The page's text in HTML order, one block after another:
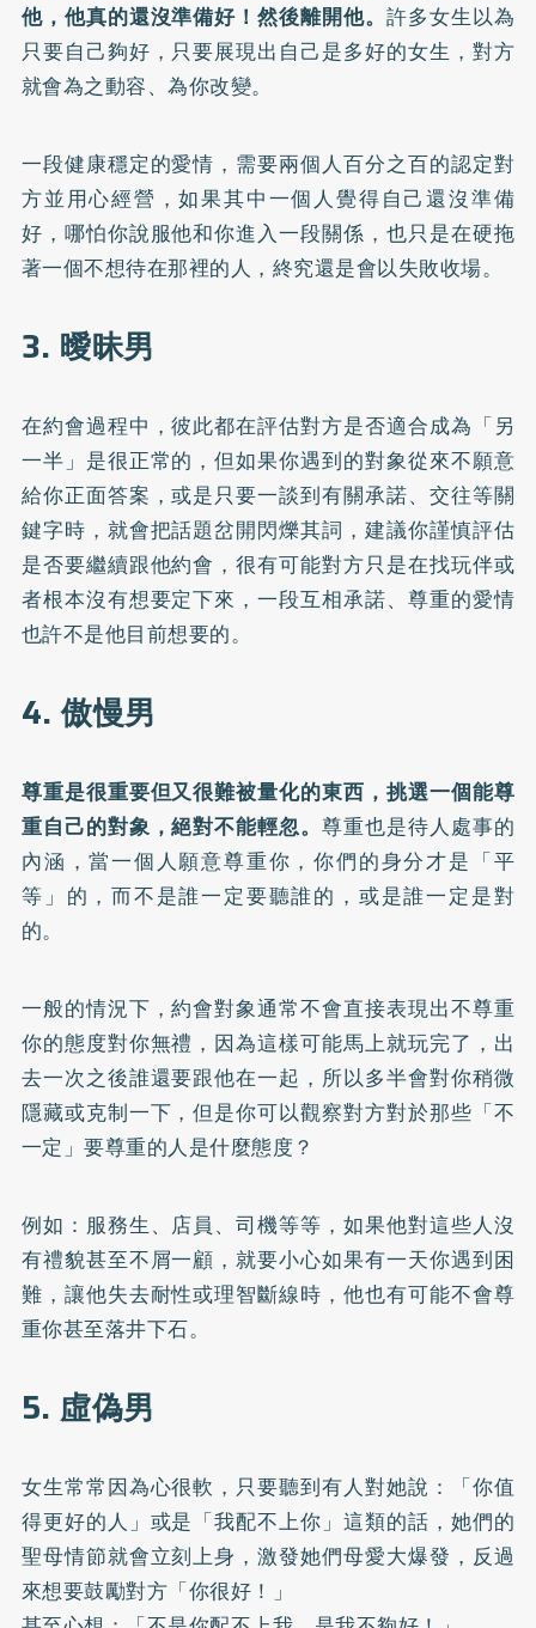
他，他真的還沒準備好！然後離開他。 許多女生以為
只要自己夠好，只要展現出自己是多好的女生，對方
就會為之動容、為你改變。
一段健康穩定的愛情，需要兩個人百分之百的認定對
方並用心經營，如果其中一個人覺得自己還沒準備
好，哪怕你說服他和你進入一段關係，也只是在硬拖
著一個不想待在那裡的人，終究還是會以失敗收場。
3. 曖昧男
在約會過程中，彼此都在評估對方是否適合成為「另
一半」是很正常的，但如果你遇到的對象從來不願意
給你正面答案，或是只要一談到有關承諾、交往等關
鍵字時，就會把話題岔開閃爍其詞，建議你謹慎評估
是否要繼續跟他約會，很有可能對方只是在找玩伴或
者根本沒有想要定下來，一段互相承諾、尊重的愛情
也許不是他目前想要的。
4. 傲慢男
尊重是很重要但又很難被量化的東西，挑選一個能尊
重自己的對象，絕對不能輕忽。尊重也是待人處事的
內涵，當一個人願意尊重你，你們的身分才是「平
等」的，而不是誰一定要聽誰的，或是誰一定是對
的。
一般的情況下，約會對象通常不會直接表現出不尊重
你的態度對你無禮，因為這樣可能馬上就玩完了，出
去一次之後誰還要跟他在一起，所以多半會對你稍微
隱藏或克制一下，但是你可以觀察對方對於那些「不
一定」要尊重的人是什麼態度？
例如：服務生、店員、司機等等，如果他對這些人沒
有禮貌甚至不屑一顧，就要小心如果有一天你遇到困
難，讓他失去耐性或理智斷線時，他也有可能不會尊
重你甚至落井下石。
5. 虛偽男
女生常常因為心很軟，只要聽到有人對她說：「你值
得更好的人」或是「我配不上你」這類的話，她們的
聖母情節就會立刻上身，激發她們母愛大爆發，反過
來想要鼓勵對方「你很好！」